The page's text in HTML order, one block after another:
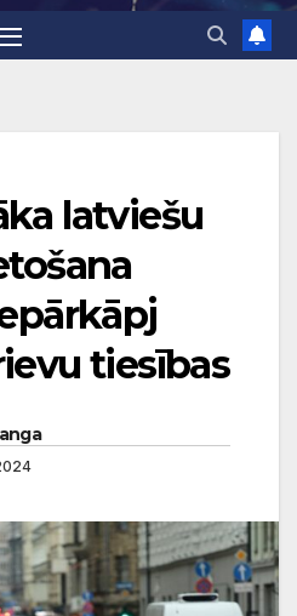
latviešu
tiesības